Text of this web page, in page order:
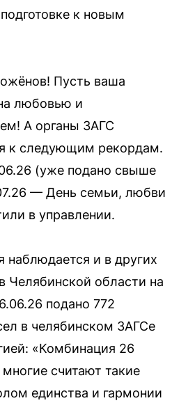
к новым
Пусть ваша
любовью и
А органы ЗАГС
к следующим рекордам.
(уже подано свыше
— День семьи, любви
в управлении.
наблюдается и в других
Челябинской области на
подано 772
в челябинском ЗАГСе
«Комбинация 26
считают такие
единства и гармонии